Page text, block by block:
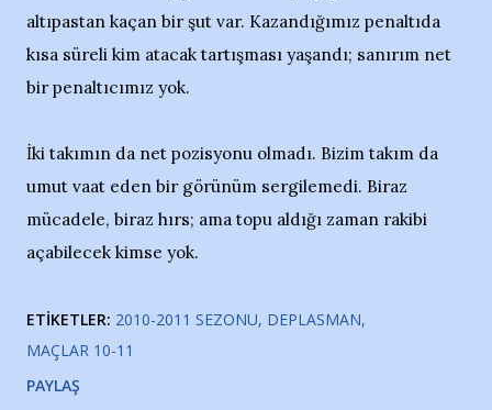
altıpastan kaçan bir şut var. Kazandığımız penaltıda
kısa süreli kim atacak tartışması yaşandı; sanırım net
bir penaltıcımız yok.
İki takımın da net pozisyonu olmadı. Bizim takım da
umut vaat eden bir görünüm sergilemedi. Biraz
mücadele, biraz hırs; ama topu aldığı zaman rakibi
açabilecek kimse yok.
ETIKETLER: 2010-2011 SEZONU DEPLASMAN
MAÇLAR 10-11
PAYLAŞ